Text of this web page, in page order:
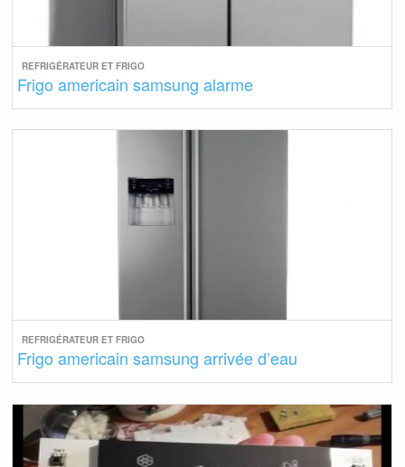
REFRIGÉRATEUR ET FRIGO
Frigo americain samsung alarme
REFRIGÉRATEUR ET FRIGO
Frigo americain samsung arrivée d’eau